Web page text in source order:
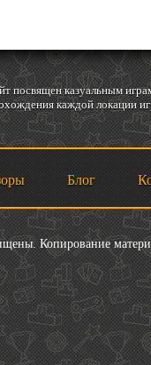
посвящен казуальным
каждой локации
Блог
Копирование